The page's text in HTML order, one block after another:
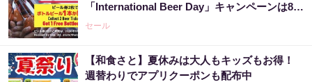
「International Beer Day」キャンペーンは8月
9日まで。
セール
【和食さと】夏休みは大人もキッズもお得！
週替わりでアプリクーポンも配布中